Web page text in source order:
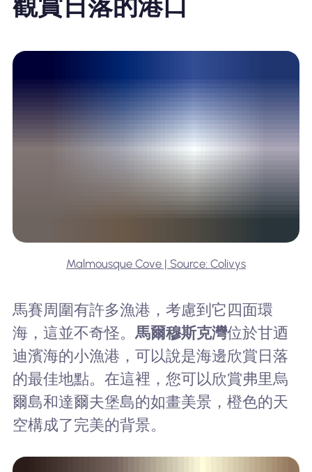
Malmousque Cove | Source: Colivys
馬賽周圍有許多漁港，考慮到它四面環
海，這並不奇怪。 馬爾穆斯克灣位於甘迺
迪濱海的小漁港，可以說是海邊欣賞日落
的最佳地點。在這裡，您可以欣賞弗里烏
爾島和達爾夫堡島的如畫美景，橙色的天
空構成了完美的背景。